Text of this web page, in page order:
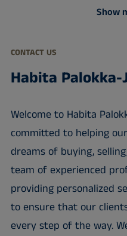
Show
CONTACT US
Habita
Welcome to Habita
committed to helping
dreams of buying,
team of experienced
providing personalized
to ensure that our
every step of the way.